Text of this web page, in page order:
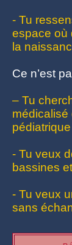
- Tu
espace où
la
Ce n’est
– Tu
médicalisé
pédiatrique
- Tu veux
bassines
- Tu veux
sans